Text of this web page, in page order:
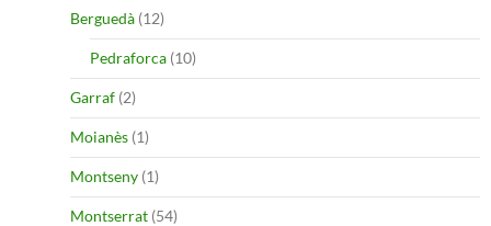
Berguedà (12)
Pedraforca (10)
Garraf (2)
Moianès (1)
Montseny (1)
Montserrat (54)